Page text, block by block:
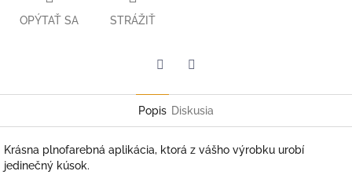
OPÝTAŤ SA STRÁŽIŤ
Popis Diskusia
Krásna plnofarebná aplikácia, ktorá z vášho výrobku urobí
jedinečný kúsok.